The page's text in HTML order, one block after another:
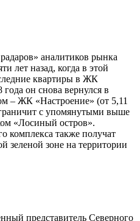
аналитиков рынка
лет назад, когда в этой
квартиры в ЖК
он снова вернулся в
– ЖК «Настроение» (от 5,11
с упомянутыми выше
«Лосиный остров».
комплекса также получат
зеленой зоне на территории
представитель Северного